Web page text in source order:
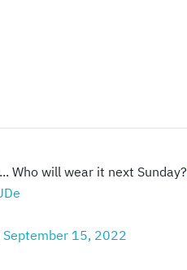
Who will wear it next Sunday?
September 15, 2022